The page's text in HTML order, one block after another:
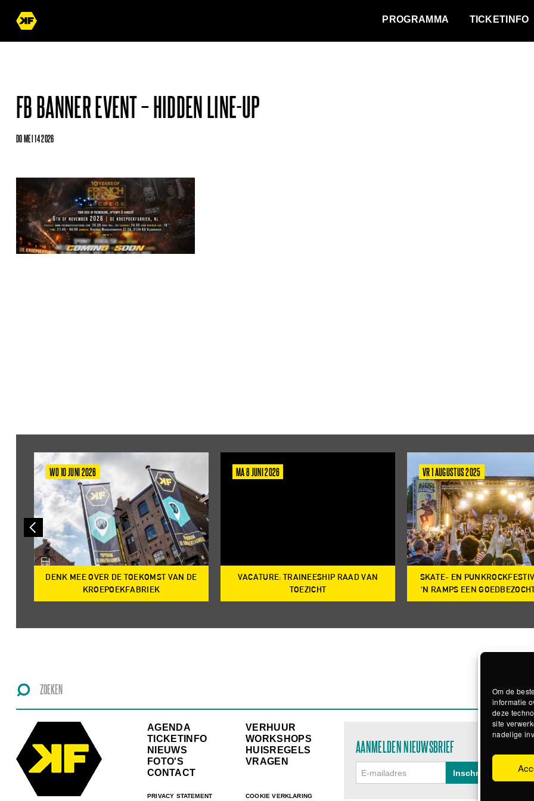
Om de
informatie
deze
site
nadelige
PROGRAMMA TICKETINFO
FB BANNER EVENT – HIDDEN LINE-UP
DO MEI 14 2026
WO 10 JUNI 2026
DENK MEE OVER DE TOEKOMST VAN DE
KROEPOEKFABRIEK
MA 8 JUNI 2026
VACATURE: TRAINEESHIP RAAD VAN
TOEZICHT
VR 1 AUGUSTUS 2025
SKATE- EN
‘N RAMPS EEN
AGENDA
TICKETINFO
NIEUWS
FOTO'S
CONTACT
PRIVACY STATEMENT
VERHUUR
WORKSHOPS
HUISREGELS
VRAGEN
COOKIE VERKLARING
AANMELDEN NIEUWSBRIEF